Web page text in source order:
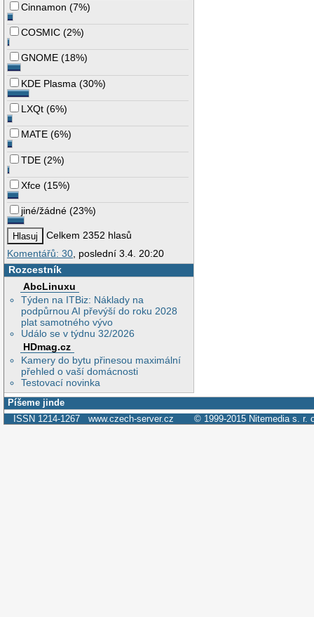
Cinnamon (7%)
COSMIC (2%)
GNOME (18%)
KDE Plasma (30%)
LXQt (6%)
MATE (6%)
TDE (2%)
Xfce (15%)
jiné/žádné (23%)
Celkem 2352 hlasů
Komentářů: 30 , poslední 3.4. 20:20
Rozcestník
AbcLinuxu
Týden na ITBiz: Náklady na
podpůrnou AI převýší do roku 2028
plat samotného vývo
Událo se v týdnu 32/2026
HDmag.cz
Kamery do bytu přinesou maximální
přehled o vaší domácnosti
Testovací novinka
Píšeme jinde
ISSN 1214-1267 www.czech-server.cz © 1999-2015 Nitemedia s. r.